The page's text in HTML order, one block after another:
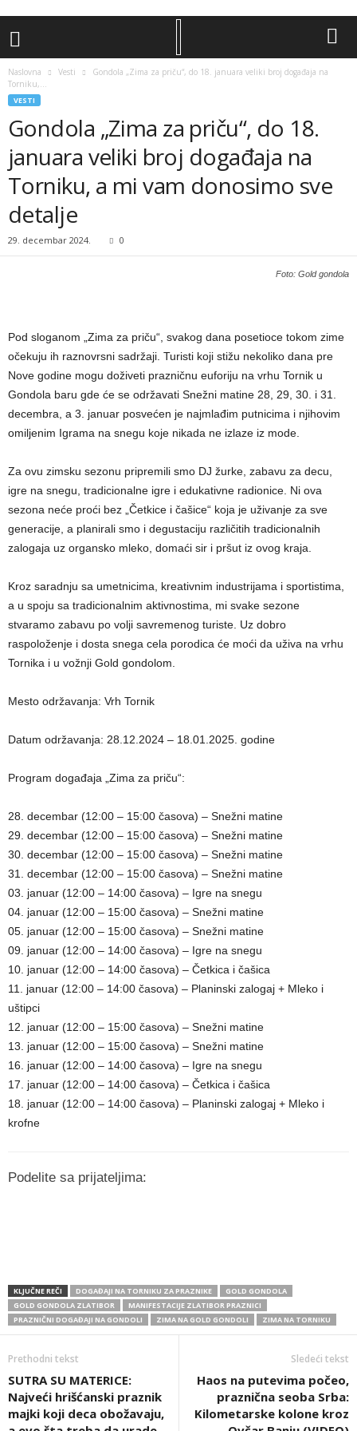
Naslovna Vesti
Gondola „Zima za priču“, do 18. januara veliki broj događaja na
Torniku,...
VESTI
Gondola „Zima za priču“, do 18.
januara veliki broj događaja na
Torniku, a mi vam donosimo sve
detalje
29. decembar 2024. 0
Foto: Gold gondola
Pod sloganom „Zima za priču“, svakog dana posetioce tokom zime
očekuju ih raznovrsni sadržaji. Turisti koji stižu nekoliko dana pre
Nove godine mogu doživeti prazničnu euforiju na vrhu Tornik u
Gondola baru gde će se održavati Snežni matine 28, 29, 30. i 31.
decembra, a 3. januar posvećen je najmlađim putnicima i njihovim
omiljenim Igrama na snegu koje nikada ne izlaze iz mode.
Za ovu zimsku sezonu pripremili smo DJ žurke, zabavu za decu,
igre na snegu, tradicionalne igre i edukativne radionice. Ni ova
sezona neće proći bez „Četkice i čašice“ koja je uživanje za sve
generacije, a planirali smo i degustaciju različitih tradicionalnih
zalogaja uz organsko mleko, domaći sir i pršut iz ovog kraja.
Kroz saradnju sa umetnicima, kreativnim industrijama i sportistima,
a u spoju sa tradicionalnim aktivnostima, mi svake sezone
stvaramo zabavu po volji savremenog turiste. Uz dobro
raspoloženje i dosta snega cela porodica će moći da uživa na vrhu
Tornika i u vožnji Gold gondolom.
Mesto održavanja: Vrh Tornik
Datum održavanja: 28.12.2024 – 18.01.2025. godine
Program događaja „Zima za priču“:
28. decembar (12:00 – 15:00 časova) – Snežni matine
29. decembar (12:00 – 15:00 časova) – Snežni matine
30. decembar (12:00 – 15:00 časova) – Snežni matine
31. decembar (12:00 – 15:00 časova) – Snežni matine
03. januar (12:00 – 14:00 časova) – Igre na snegu
04. januar (12:00 – 15:00 časova) – Snežni matine
05. januar (12:00 – 15:00 časova) – Snežni matine
09. januar (12:00 – 14:00 časova) – Igre na snegu
10. januar (12:00 – 14:00 časova) – Četkica i čašica
11. januar (12:00 – 14:00 časova) – Planinski zalogaj + Mleko i
uštipci
12. januar (12:00 – 15:00 časova) – Snežni matine
13. januar (12:00 – 15:00 časova) – Snežni matine
16. januar (12:00 – 14:00 časova) – Igre na snegu
17. januar (12:00 – 14:00 časova) – Četkica i čašica
18. januar (12:00 – 14:00 časova) – Planinski zalogaj + Mleko i
krofne
Podelite sa prijateljima:
KLJUČNE REČI DOGAĐAJI NA TORNIKU ZA PRAZNIKE
GOLD GONDOLA
GOLD GONDOLA ZLATIBOR
MANIFESTACIJE ZLATIBOR PRAZNICI
PRAZNIČNI DOGAĐAJI NA GONDOLI
ZIMA NA GOLD GONDOLI ZIMA NA TORNIKU
Prethodni tekst
SUTRA SU MATERICE:
Najveći hrišćanski praznik
majki koji deca obožavaju,
Sledeći tekst
Haos na putevima počeo,
praznična seoba Srba:
Kilometarske kolone kroz